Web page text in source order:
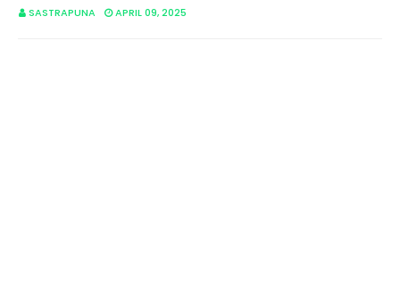
SASTRAPUNA APRIL 09, 2025